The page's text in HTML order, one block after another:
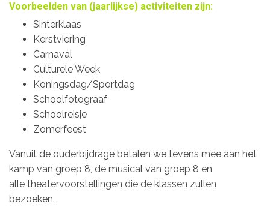
Voorbeelden van (jaarlijkse) activiteiten zijn:
Sinterklaas
Kerstviering
Carnaval
Culturele Week
Koningsdag/Sportdag
Schoolfotograaf
Schoolreisje
Zomerfeest
Vanuit de ouderbijdrage betalen we tevens mee aan het
kamp van groep 8, de musical van groep 8 en
alle theatervoorstellingen die de klassen zullen
bezoeken.